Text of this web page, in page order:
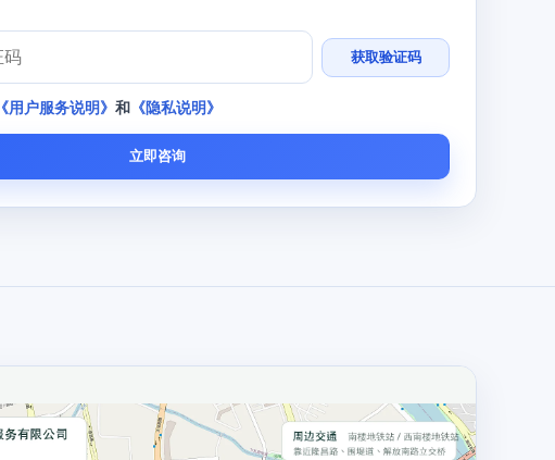
获取验证码
《用户服务说明》 和 《隐私说明》
立即咨询